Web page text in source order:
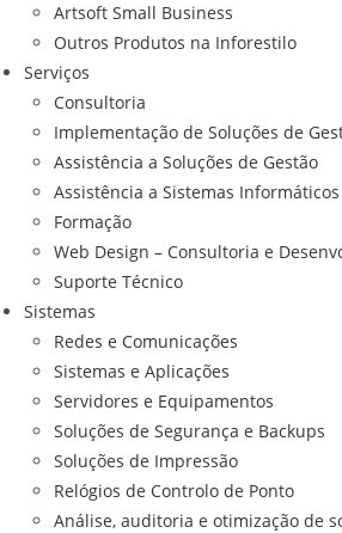
Artsoft Small Business
Outros Produtos na Inforestilo
Serviços
Consultoria
Implementação de Soluções de
Assistência a Soluções de Gestão
Assistência a Sistemas Informáticos
Formação
Web Design – Consultoria e
Suporte Técnico
Sistemas
Redes e Comunicações
Sistemas e Aplicações
Servidores e Equipamentos
Soluções de Segurança e Backups
Soluções de Impressão
Relógios de Controlo de Ponto
Análise, auditoria e otimização de